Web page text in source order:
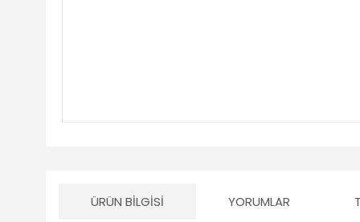
ÜRÜN BILGISI YORUMLAR